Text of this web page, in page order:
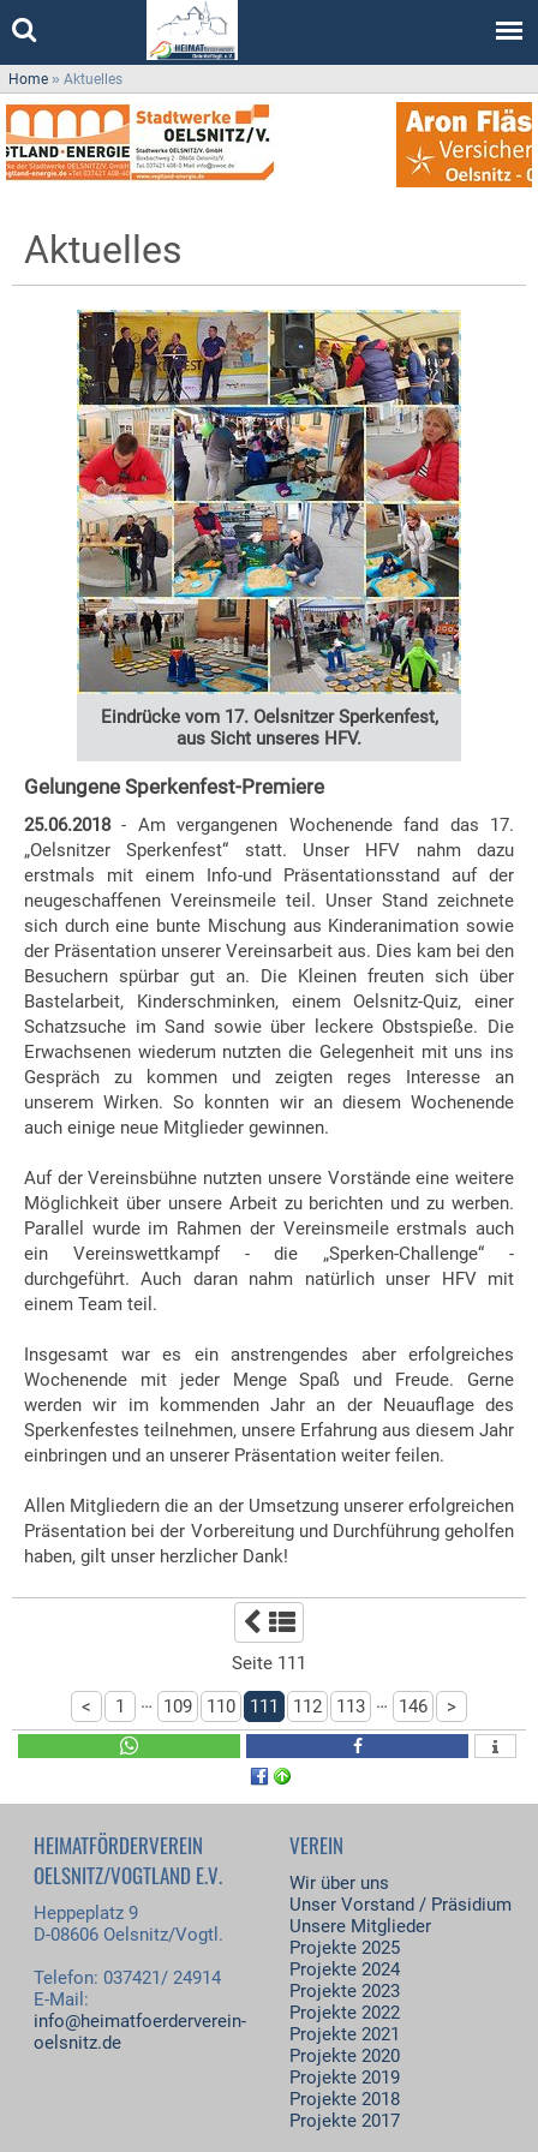
Home » Aktuelles
Aktuelles
Eindrücke vom 17. Oelsnitzer Sperkenfest,
aus Sicht unseres HFV.
Gelungene Sperkenfest-Premiere
25.06.2018- Am vergangenen Wochenende fand das 17.
„Oelsnitzer Sperkenfest“ statt. Unser HFV nahm dazu
erstmals mit einem Info-und Präsentationsstand auf der
neugeschaffenen Vereinsmeile teil. Unser Stand zeichnete
sich durch eine bunte Mischung aus Kinderanimation sowie
der Präsentation unserer Vereinsarbeit aus. Dies kam bei den
Besuchern spürbar gut an. Die Kleinen freuten sich über
Bastelarbeit, Kinderschminken, einem Oelsnitz-Quiz, einer
Schatzsuche im Sand sowie über leckere Obstspieße. Die
Erwachsenen wiederum nutzten die Gelegenheit mit uns ins
Gespräch zu kommen und zeigten reges Interesse an
unserem Wirken. So konnten wir an diesem Wochenende
auch einige neue Mitglieder gewinnen.
Auf der Vereinsbühne nutzten unsere Vorstände eine weitere
Möglichkeit über unsere Arbeit zu berichten und zu werben.
Parallel wurde im Rahmen der Vereinsmeile erstmals auch
ein Vereinswettkampf - die „Sperken-Challenge“ -
durchgeführt. Auch daran nahm natürlich unser HFV mit
einem Team teil.
Insgesamt war es ein anstrengendes aber erfolgreiches
Wochenende mit jeder Menge Spaß und Freude. Gerne
werden wir im kommenden Jahr an der Neuauflage des
Sperkenfestes teilnehmen, unsere Erfahrung aus diesem Jahr
einbringen und an unserer Präsentation weiter feilen.
Allen Mitgliedern die an der Umsetzung unserer erfolgreichen
Präsentation bei der Vorbereitung und Durchführung geholfen
haben, gilt unser herzlicher Dank!
Seite 111
<
1 … 109 110 111 112 113 … 146 >
HEIMATFÖRDERVEREIN
OELSNITZ/VOGTLAND E.V.
Heppeplatz 9
D-08606 Oelsnitz/Vogtl.
Telefon: 037421/ 24914
E-Mail:
info@heimatfoerderverein-
oelsnitz.de
VEREIN
Wir über uns
Unser Vorstand / Präsidium
Unsere Mitglieder
Projekte 2025
Projekte 2024
Projekte 2023
Projekte 2022
Projekte 2021
Projekte 2020
Projekte 2019
Projekte 2018
Projekte 2017